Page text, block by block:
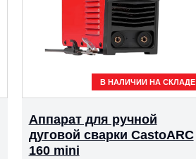
В НАЛИЧИИ НА СКЛАДЕ
Аппарат для ручной
дуговой сварки CastoARC
160 mini